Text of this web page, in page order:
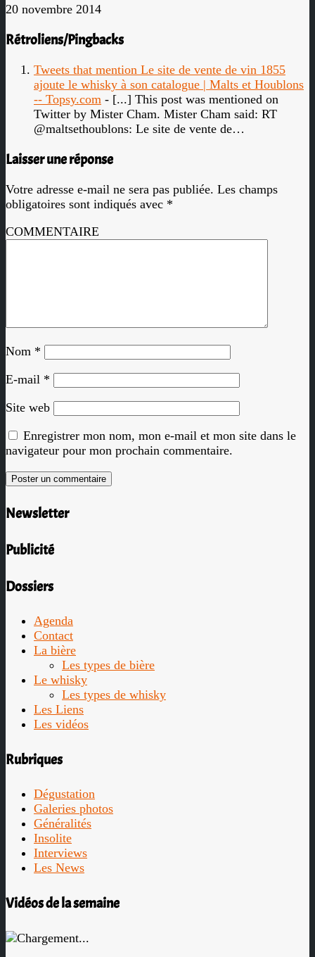
20 novembre 2014
Rétroliens/Pingbacks
Tweets that mention Le site de vente de vin 1855
ajoute le whisky à son catalogue | Malts et Houblons
-- Topsy.com - [...] This post was mentioned on
Twitter by Mister Cham. Mister Cham said: RT
@maltsethoublons: Le site de vente de…
Laisser une réponse
Votre adresse e-mail ne sera pas publiée. Les champs
obligatoires sont indiqués avec *
COMMENTAIRE
Nom *
E-mail *
Site web
Enregistrer mon nom, mon e-mail et mon site dans le
navigateur pour mon prochain commentaire.
Newsletter
Publicité
Dossiers
Agenda
Contact
La bière
Les types de bière
Le whisky
Les types de whisky
Les Liens
Les vidéos
Rubriques
Dégustation
Galeries photos
Généralités
Insolite
Interviews
Les News
Vidéos de la semaine